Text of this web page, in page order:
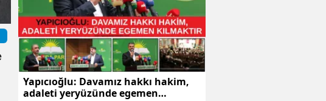
Yapıcıoğlu: Davamız hakkı hakim,
adaleti yeryüzünde egemen